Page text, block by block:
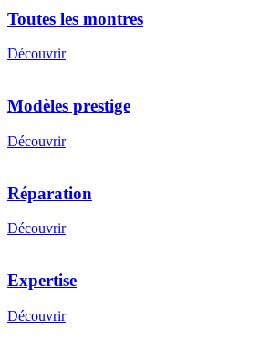
Toutes les montres
Découvrir
Modèles prestige
Découvrir
Réparation
Découvrir
Expertise
Découvrir